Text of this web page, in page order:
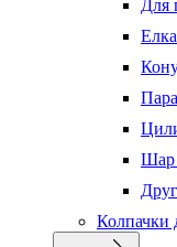
Для
Елка
Колпачки